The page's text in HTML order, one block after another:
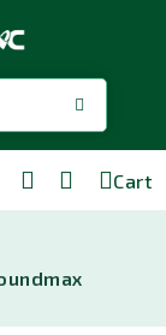
Cart